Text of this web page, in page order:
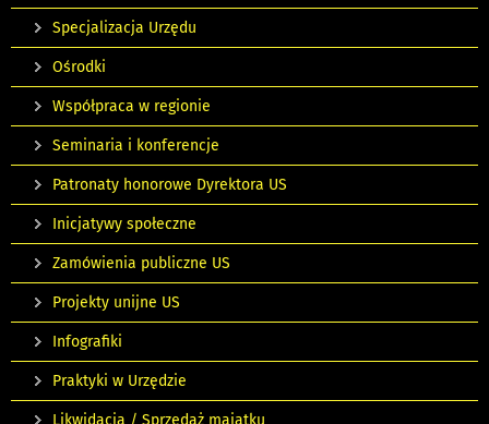
Specjalizacja Urzędu
Ośrodki
Współpraca w regionie
Seminaria i konferencje
Patronaty honorowe Dyrektora US
Inicjatywy społeczne
Zamówienia publiczne US
Projekty unijne US
Infografiki
Praktyki w Urzędzie